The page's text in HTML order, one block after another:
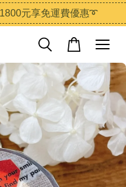
元享免運費優惠➰